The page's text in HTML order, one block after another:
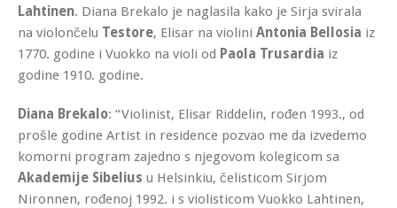
Lahtinen. Diana Brekalo je naglasila kako je Sirja svirala
na violončelu Testore, Elisar na violini Antonia Bellosia iz
1770. godine i Vuokko na violi od Paola Trusardia iz
godine 1910. godine.
Diana Brekalo: “Violinist, Elisar Riddelin, rođen 1993., od
prošle godine Artist in residence pozvao me da izvedemo
komorni program zajedno s njegovom kolegicom sa
Akademije Sibelius u Helsinkiu, čelisticom Sirjom
Nironnen, rođenoj 1992. i s violisticom Vuokko Lahtinen,